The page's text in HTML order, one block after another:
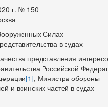
г. № 150
Силах
в судах
представления
Российской
[1], Министра обороны
и воинских частей в судах